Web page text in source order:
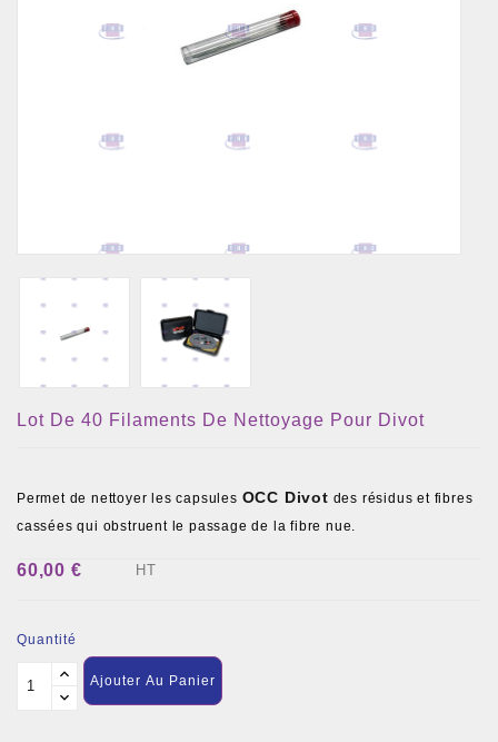
Lot De 40 Filaments De Nettoyage Pour Divot
Permet de nettoyer les capsules OCC Divot des résidus et fibres
cassées qui obstruent le passage de la fibre nue.
60,00 € HT
Quantité
Ajouter Au Panier